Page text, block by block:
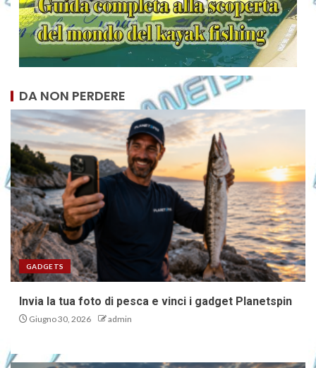
DA NON PERDERE
GADGETS
Invia la tua foto di pesca e vinci i gadget Planetspin
Giugno 30, 2026 admin